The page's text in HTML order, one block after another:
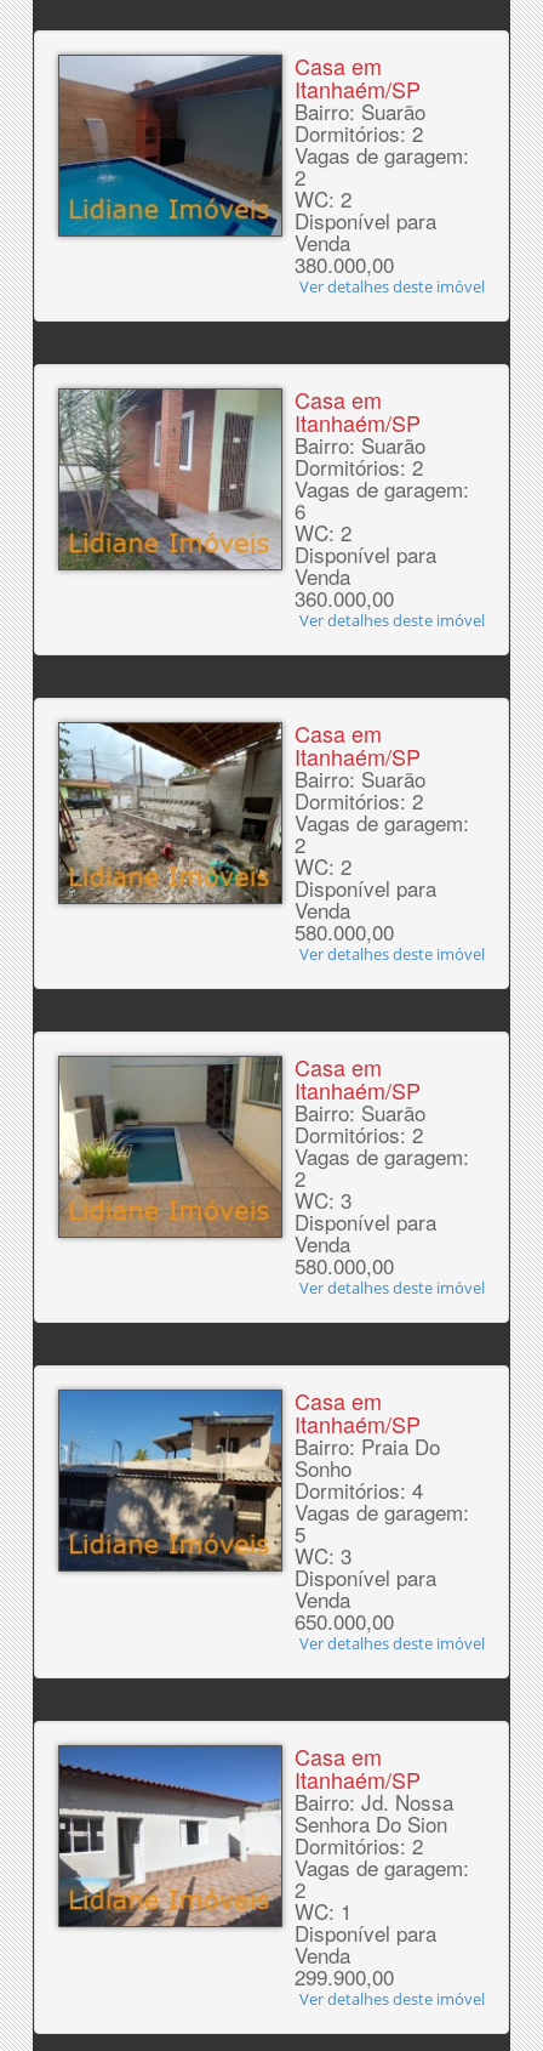
Casa em
Itanhaém/SP
Bairro: Suarão
Dormitórios: 2
Vagas de garagem:
2
WC: 2
Disponível para
Venda
380.000,00
Ver detalhes deste imóvel
Casa em
Itanhaém/SP
Bairro: Suarão
Dormitórios: 2
Vagas de garagem:
6
WC: 2
Disponível para
Venda
360.000,00
Ver detalhes deste imóvel
Casa em
Itanhaém/SP
Bairro: Suarão
Dormitórios: 2
Vagas de garagem:
2
WC: 2
Disponível para
Venda
580.000,00
Ver detalhes deste imóvel
Casa em
Itanhaém/SP
Bairro: Suarão
Dormitórios: 2
Vagas de garagem:
2
WC: 3
Disponível para
Venda
580.000,00
Ver detalhes deste imóvel
Casa em
Itanhaém/SP
Bairro: Praia Do
Sonho
Dormitórios: 4
Vagas de garagem:
5
WC: 3
Disponível para
Venda
650.000,00
Ver detalhes deste imóvel
Casa em
Itanhaém/SP
Bairro: Jd. Nossa
Senhora Do Sion
Dormitórios: 2
Vagas de garagem:
2
WC: 1
Disponível para
Venda
299.900,00
Ver detalhes deste imóvel